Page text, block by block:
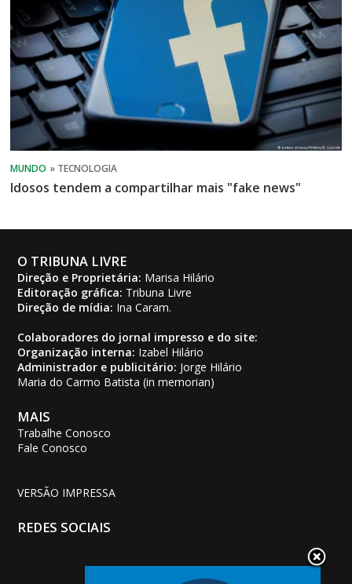
Idosos tendem a compartilhar mais "fake news"
O TRIBUNA LIVRE
Direção e Proprietária: Marisa Hilário
Editoração gráfica: Tribuna Livre
Direção de mídia: Ina Caram.
Colaboradores do jornal impresso e do site:
Organização interna: Izabel Hilário
Administrador e publicitário: Jorge Hilário
Maria do Carmo Batista (in memorian)
MAIS
Trabalhe Conosco
Fale Conosco
VERSÃO IMPRESSA
REDES SOCIAIS